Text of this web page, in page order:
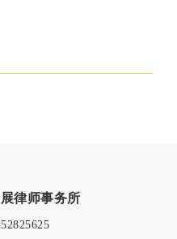
律师事务所
52825625